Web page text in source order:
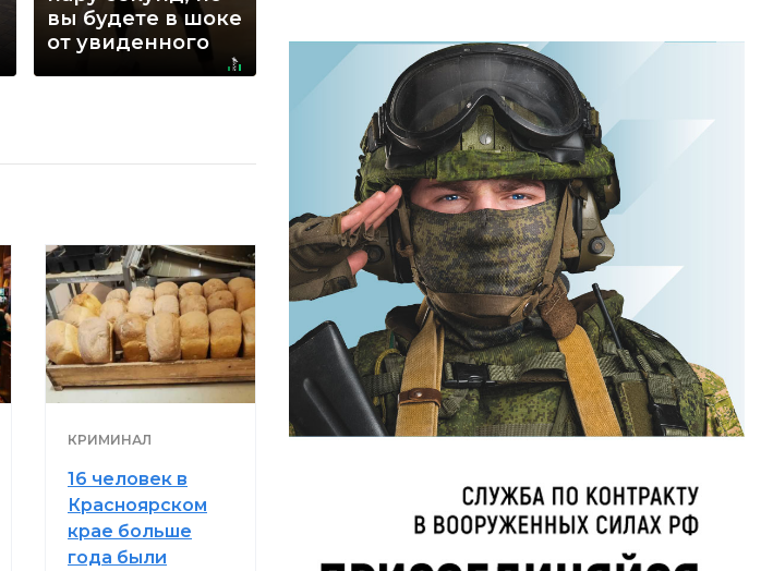
вы будете в шоке
от увиденного
пересмотришь
не раз
смеяться долго
КРИМИНАЛ
16 человек в
Красноярском
крае больше
года были